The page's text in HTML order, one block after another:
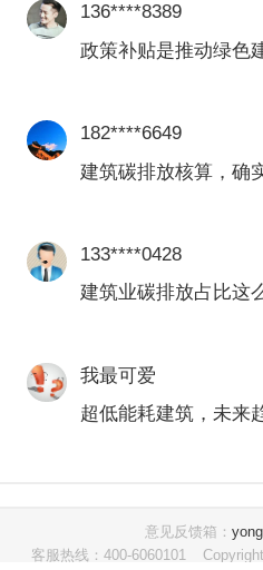
极响应。例如北京就
广超低能耗建筑规模
节能和低碳是绿色
维度。“以前我们说
统地分为城市和农
乎所有细分领域的
努力，包括居建、
农村单体建筑等，
特别是农村房，因
农民集体所有，而
争力。”付宇说。
136****8389
政策补贴是推动绿色
182****6649
建筑碳排放核算，确
133****0428
建筑业碳排放占比这
我最可爱
超低能耗建筑，未来
意见反馈箱：
客服热线：400-6060101